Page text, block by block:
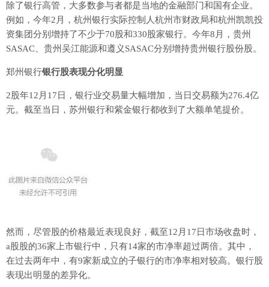
除了银行高管，大多数参与者都是当地的金融部门和国有企业。
例如，今年2月，杭州银行实际控制人杭州市财政局和杭州凯凯投
资集团分别增持了不少于70股和330股家银行。今年8月，贵州
SASAC、贵州吴江能源和遵义SASAC分别增持贵州银行股份股。
郑州银行银行股表现分化明显
2股年12月17日，银行业交易量大幅增加，当日交易额为276.4亿
元。截至当日，苏州银行和紫金银行都收到了大额单笔提价。
然而，尽管股的价格最近表现良好，截至12月17日市场收盘时，
a股股的36家上市银行中，只有14家的市净率超过两倍。其中，
在过去两年中，有9家新成立的子银行的市净率相对较高。银行股
表现出明显的差异化。